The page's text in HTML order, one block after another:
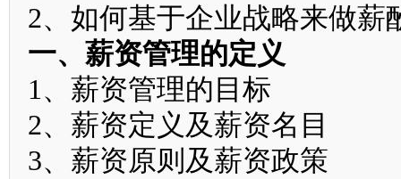
2、如何基于企业战略来做薪
一、薪资管理的定义
1、薪资管理的目标
2、薪资定义及薪资名目
3、薪资原则及薪资政策